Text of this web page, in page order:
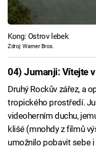
Kong: Ostrov lebek
Zdroj: Warner Bros.
04) Jumanji: Vítejte
Druhý Rockův zářez, a
tropického prostředí.
videoherním duchu,
klišé (mnohdy z filmů
umožnilo pobavit sebe i